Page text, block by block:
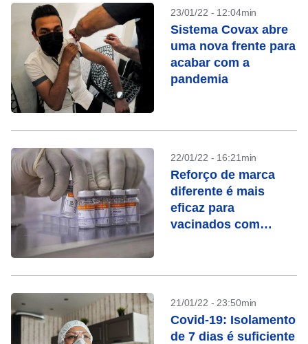
23/01/22 - 12:04min
Sistema Covax abre
uma nova frente para
acabar com a
pandemia
22/01/22 - 16:21min
Reforço de marca
diferente é mais
eficaz para
vacinados com
21/01/22 - 23:50min
Covid-19: Isolamento
de 7 dias é suficiente